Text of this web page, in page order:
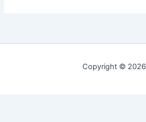
Copyright © 2026